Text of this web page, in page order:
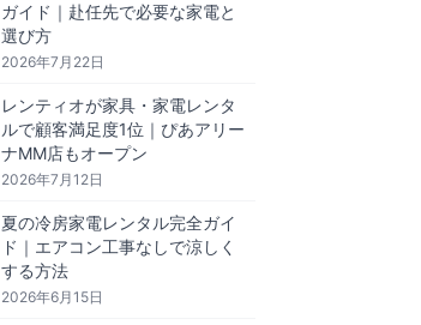
ガイド｜赴任先で必要な家電と
選び方
2026年7月22日
レンティオが家具・家電レンタ
ルで顧客満足度1位｜ぴあアリー
ナMM店もオープン
2026年7月12日
夏の冷房家電レンタル完全ガイ
ド｜エアコン工事なしで涼しく
する方法
2026年6月15日